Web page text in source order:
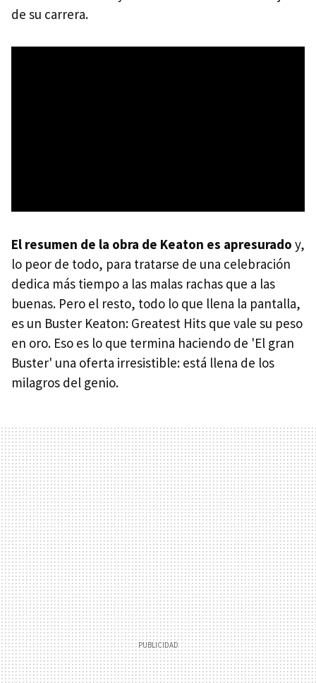
de su carrera.
El resumen de la obra de Keaton es apresurado y,
lo peor de todo, para tratarse de una celebración
dedica más tiempo a las malas rachas que a las
buenas. Pero el resto, todo lo que llena la pantalla,
es un Buster Keaton: Greatest Hits que vale su peso
en oro. Eso es lo que termina haciendo de 'El gran
Buster' una oferta irresistible: está llena de los
milagros del genio.